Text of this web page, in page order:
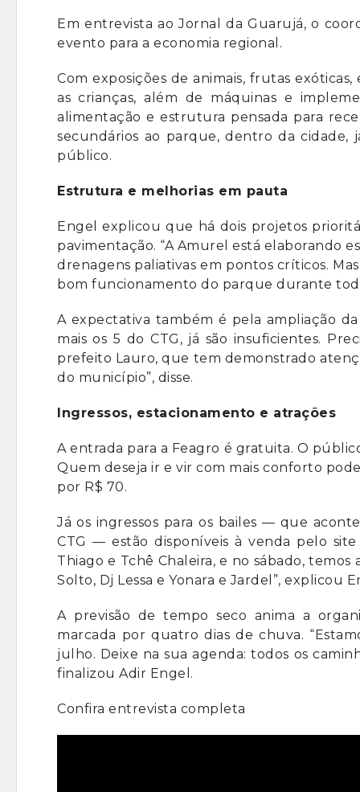
Em entrevista ao Jornal da Guarujá, o
evento para a economia regional.
Com exposições de animais, frutas
as crianças, além de máquinas e
alimentação e estrutura pensada para
secundários ao parque, dentro da cidade,
público.
Estrutura e melhorias em pauta
Engel explicou que há dois projetos
pavimentação. “A Amurel está elaborando
drenagens paliativas em pontos críticos.
bom funcionamento do parque durante
A expectativa também é pela ampliação
mais os 5 do CTG, já são insuficientes.
prefeito Lauro, que tem demonstrado
do município”, disse.
Ingressos, estacionamento e atrações
A entrada para a Feagro é gratuita. O
Quem deseja ir e vir com mais conforto
por R$ 70.
Já os ingressos para os bailes — que
CTG — estão disponíveis à venda pelo
Thiago e Tchê Chaleira, e no sábado,
Solto, Dj Lessa e Yonara e Jardel”, explicou
A previsão de tempo seco anima a
marcada por quatro dias de chuva.
julho. Deixe na sua agenda: todos os
finalizou Adir Engel.
Confira entrevista completa